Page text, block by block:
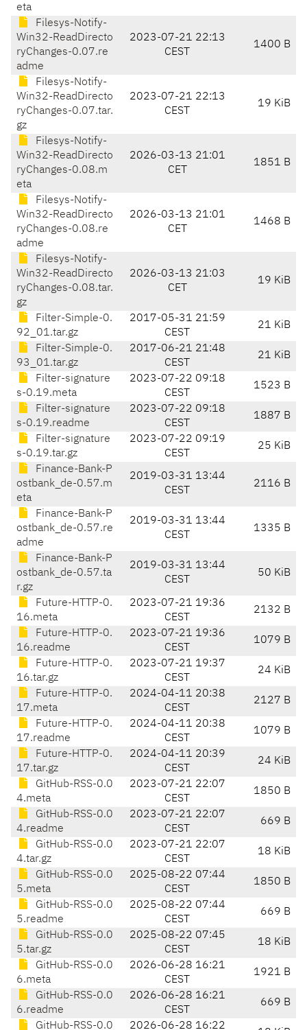
eta
Filesys-Notify-
Win32-ReadDirecto
ryChanges-0.07.re
adme
2023-07-21 22:13
CEST
1400 B
Filesys-Notify-
Win32-ReadDirecto
ryChanges-0.07.tar.
gz
2023-07-21 22:13
CEST
19 KiB
Filesys-Notify-
Win32-ReadDirecto
ryChanges-0.08.m
eta
2026-03-13 21:01
CET
1851 B
Filesys-Notify-
Win32-ReadDirecto
ryChanges-0.08.re
adme
2026-03-13 21:01
CET
1468 B
Filesys-Notify-
Win32-ReadDirecto
ryChanges-0.08.tar.
gz
2026-03-13 21:03
CET
19 KiB
Filter-Simple-0.
92_01.tar.gz
2017-05-31 21:59
CEST
21 KiB
Filter-Simple-0.
93_01.tar.gz
2017-06-21 21:48
CEST
21 KiB
Filter-signature
s-0.19.meta
2023-07-22 09:18
CEST
1523 B
Filter-signature
s-0.19.readme
2023-07-22 09:18
CEST
1887 B
Filter-signature
s-0.19.tar.gz
2023-07-22 09:19
CEST
25 KiB
Finance-Bank-P
ostbank_de-0.57.m
eta
2019-03-31 13:44
CEST
2116 B
Finance-Bank-P
ostbank_de-0.57.re
adme
2019-03-31 13:44
CEST
1335 B
Finance-Bank-P
ostbank_de-0.57.ta
r.gz
2019-03-31 13:44
CEST
50 KiB
Future-HTTP-0.
16.meta
2023-07-21 19:36
CEST
2132 B
Future-HTTP-0.
16.readme
2023-07-21 19:36
CEST
1079 B
Future-HTTP-0.
16.tar.gz
2023-07-21 19:37
CEST
24 KiB
Future-HTTP-0.
17.meta
2024-04-11 20:38
CEST
2127 B
Future-HTTP-0.
17.readme
2024-04-11 20:38
CEST
1079 B
Future-HTTP-0.
17.tar.gz
2024-04-11 20:39
CEST
24 KiB
GitHub-RSS-0.0
4.meta
2023-07-21 22:07
CEST
1850 B
GitHub-RSS-0.0
4.readme
2023-07-21 22:07
CEST
669 B
GitHub-RSS-0.0
4.tar.gz
2023-07-21 22:07
CEST
18 KiB
GitHub-RSS-0.0
5.meta
2025-08-22 07:44
CEST
1850 B
GitHub-RSS-0.0
5.readme
2025-08-22 07:44
CEST
669 B
GitHub-RSS-0.0
5.tar.gz
2025-08-22 07:45
CEST
18 KiB
GitHub-RSS-0.0
6.meta
2026-06-28 16:21
CEST
1921 B
GitHub-RSS-0.0
6.readme
2026-06-28 16:21
CEST
669 B
GitHub-RSS-0.0 2026-06-28 16:22